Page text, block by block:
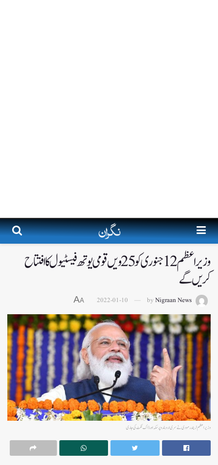
وزیر اعظم 12 جنوری کو 25 ویں قومی یوتھ فیسٹیول کا افتتاح
کریں گے
by Nigraan News
2022-01-10
A
A
وزیر اعظم نریندر مودی نے سری اروبندو پر سکہ اور ڈاک ٹکٹ کی جاری